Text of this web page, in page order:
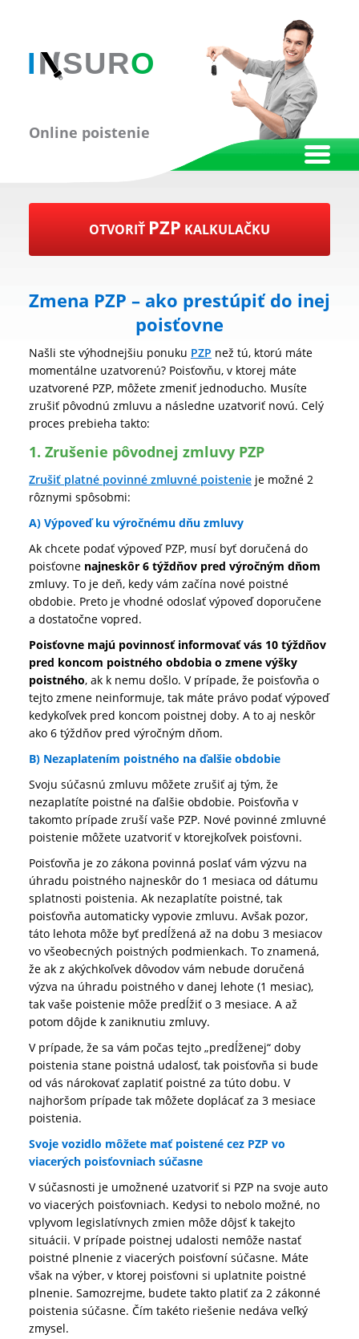
Online poistenie
OTVORIŤ PZP KALKULAČKU
Zmena PZP – ako prestúpiť do inej
poisťovne
Našli ste výhodnejšiu ponuku PZP než tú, ktorú máte
momentálne uzatvorenú? Poisťovňu, v ktorej máte
uzatvorené PZP, môžete zmeniť jednoducho. Musíte
zrušiť pôvodnú zmluvu a následne uzatvoriť novú. Celý
proces prebieha takto:
1. Zrušenie pôvodnej zmluvy PZP
Zrušiť platné povinné zmluvné poistenie je možné 2
rôznymi spôsobmi:
A) Výpoveď ku výročnému dňu zmluvy
Ak chcete podať výpoveď PZP, musí byť doručená do
poisťovne najneskôr 6 týždňov pred výročným dňom
zmluvy. To je deň, kedy vám začína nové poistné
obdobie. Preto je vhodné odoslať výpoveď doporučene
a dostatočne vopred.
Poisťovne majú povinnosť informovať vás 10 týždňov
pred koncom poistného obdobia o zmene výšky
poistného, ak k nemu došlo. V prípade, že poisťovňa o
tejto zmene neinformuje, tak máte právo podať výpoveď
kedykoľvek pred koncom poistnej doby. A to aj neskôr
ako 6 týždňov pred výročným dňom.
B) Nezaplatením poistného na ďalšie obdobie
Svoju súčasnú zmluvu môžete zrušiť aj tým, že
nezaplatíte poistné na ďalšie obdobie. Poisťovňa v
takomto prípade zruší vaše PZP. Nové povinné zmluvné
poistenie môžete uzatvoriť v ktorejkoľvek poisťovni.
Poisťovňa je zo zákona povinná poslať vám výzvu na
úhradu poistného najneskôr do 1 mesiaca od dátumu
splatnosti poistenia. Ak nezaplatíte poistné, tak
poisťovňa automaticky vypovie zmluvu. Avšak pozor,
táto lehota môže byť predĺžená až na dobu 3 mesiacov
vo všeobecných poistných podmienkach. To znamená,
že ak z akýchkoľvek dôvodov vám nebude doručená
výzva na úhradu poistného v danej lehote (1 mesiac),
tak vaše poistenie môže predĺžiť o 3 mesiace. A až
potom dôjde k zaniknutiu zmluvy.
V prípade, že sa vám počas tejto „predĺženej“ doby
poistenia stane poistná udalosť, tak poisťovňa si bude
od vás nárokovať zaplatiť poistné za túto dobu. V
najhoršom prípade tak môžete doplácať za 3 mesiace
poistenia.
Svoje vozidlo môžete mať poistené cez PZP vo
viacerých poisťovniach súčasne
V súčasnosti je umožnené uzatvoriť si PZP na svoje auto
vo viacerých poisťovniach. Kedysi to nebolo možné, no
vplyvom legislatívnych zmien môže dôjsť k takejto
situácii. V prípade poistnej udalosti nemôže nastať
poistné plnenie z viacerých poisťovní súčasne. Máte
však na výber, v ktorej poisťovni si uplatnite poistné
plnenie. Samozrejme, budete takto platiť za 2 zákonné
poistenia súčasne. Čím takéto riešenie nedáva veľký
zmysel.